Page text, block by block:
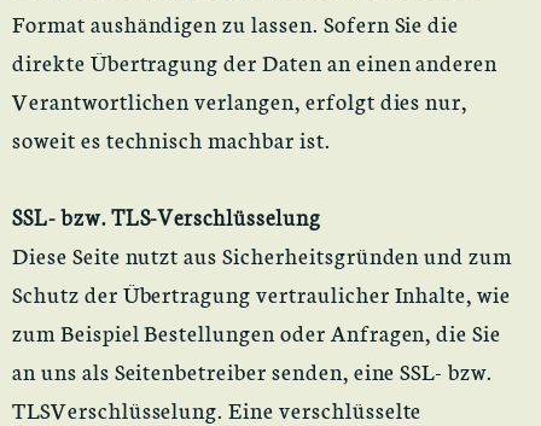
Format aushändigen zu lassen. Sofern Sie die
direkte Übertragung der Daten an einen anderen
Verantwortlichen verlangen, erfolgt dies nur,
soweit es technisch machbar ist.
SSL- bzw. TLS-Verschlüsselung
Diese Seite nutzt aus Sicherheitsgründen und zum
Schutz der Übertragung vertraulicher Inhalte, wie
zum Beispiel Bestellungen oder Anfragen, die Sie
an uns als Seitenbetreiber senden, eine SSL- bzw.
TLSVerschlüsselung. Eine verschlüsselte